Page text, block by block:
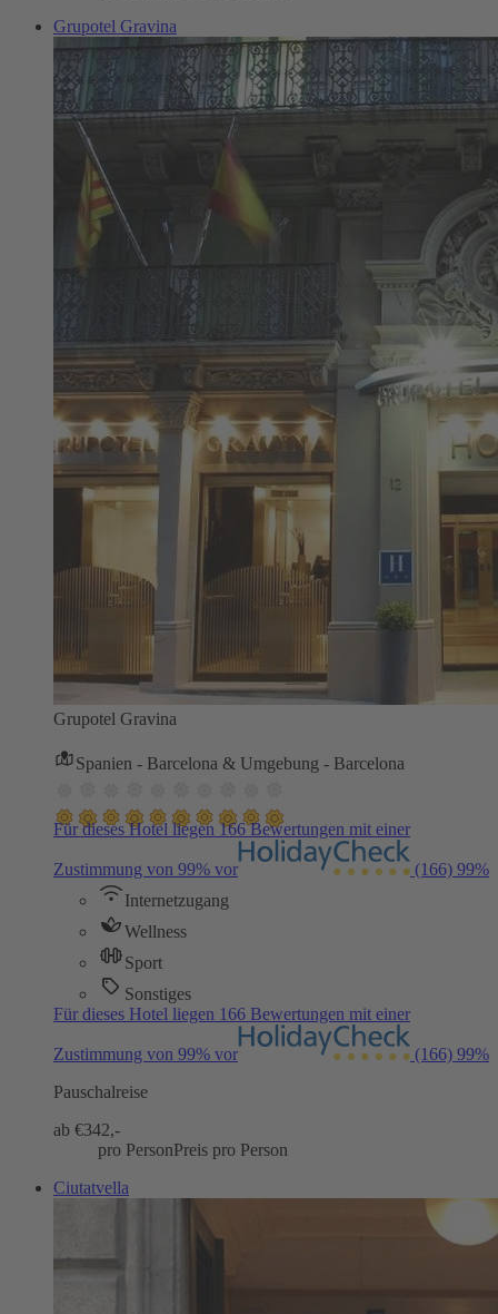
Grupotel Gravina
Grupotel Gravina
Spanien - Barcelona & Umgebung - Barcelona
Für dieses Hotel liegen 166 Bewertungen mit einer
Zustimmung von 99% vor (166) 99%
Internetzugang
Wellness
Sport
Sonstiges
Für dieses Hotel liegen 166 Bewertungen mit einer
Zustimmung von 99% vor (166) 99%
Pauschalreise
ab €342,-
pro PersonPreis pro Person
Ciutatvella